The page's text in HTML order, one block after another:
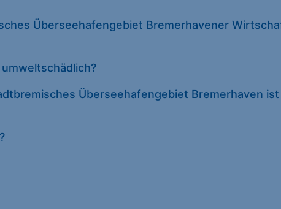
Überseehafengebiet Bremerhavener
Überseehafengebiet Bremerhaven ist